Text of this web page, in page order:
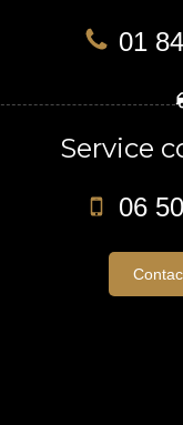
01
Service
06